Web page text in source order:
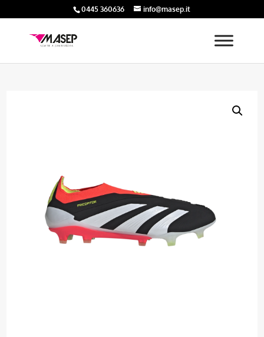
0445 360636 info@masep.it